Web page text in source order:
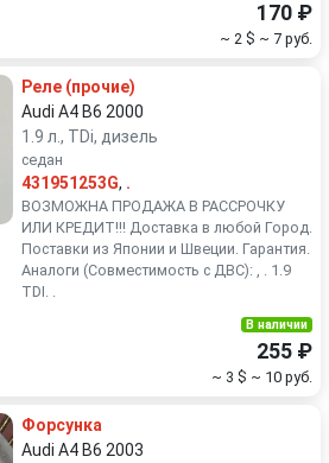
170 ₽
~ 2 $ ~ 7 руб.
Реле (прочие)
Audi A4 B6 2000
1.9 л., TDi, дизель
седан
431951253G, .
ВОЗМОЖНА ПРОДАЖА В РАССРОЧКУ
ИЛИ КРЕДИТ!!! Доставка в любой Город.
Поставки из Японии и Швеции. Гарантия.
Аналоги (Совместимость с ДВС): , . 1.9
TDI. .
В наличии
255 ₽
~ 3 $ ~ 10 руб.
Форсунка
Audi A4 B6 2003